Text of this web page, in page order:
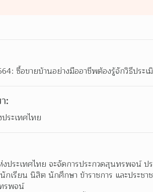
ซื้อขายบ้านอย่างมืออาชีพต้องรู้จักวิธีประ
:
ระเทศไทย
ประเทศไทย จะจัดการประกวดสุนทรพจน์ ป
เรียน นิสิต นักศึกษา ข้าราชการ และประชา
รพจน์